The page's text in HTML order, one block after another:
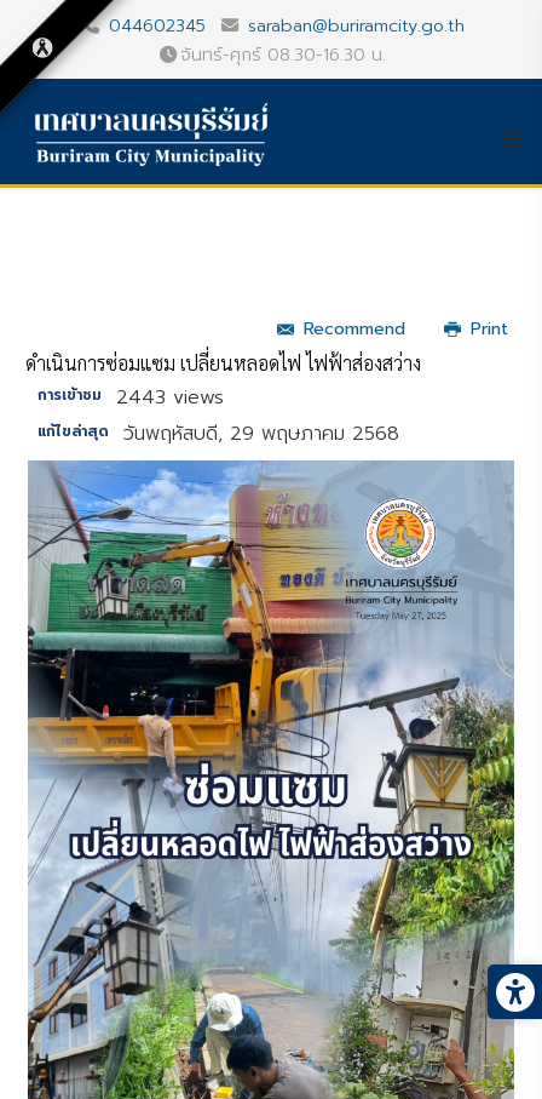
044602345
saraban@buriramcity.go.th
จันทร์-ศุกร์ 08.30-16.30 น.
Recommend
Print
ดำเนินการซ่อมแซม เปลี่ยนหลอดไฟ ไฟฟ้าส่องสว่าง
การเข้าชม 2443 views
แก้ไขล่าสุด วันพฤหัสบดี, 29 พฤษภาคม 2568